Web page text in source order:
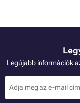
Legújabb információk